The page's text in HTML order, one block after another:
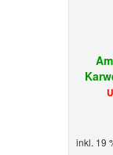
inkl. 19